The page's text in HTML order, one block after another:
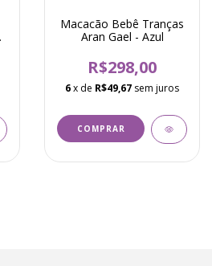
Macacão Bebê Tranças
Aran Gael - Azul
R$298,00
6x de R$49,67 sem juros
COMPRAR